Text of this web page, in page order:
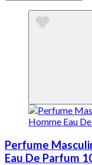
Perfume
Eau De Parfum